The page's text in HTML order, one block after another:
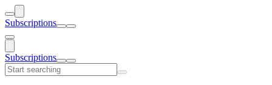
Subscriptions
Subscriptions